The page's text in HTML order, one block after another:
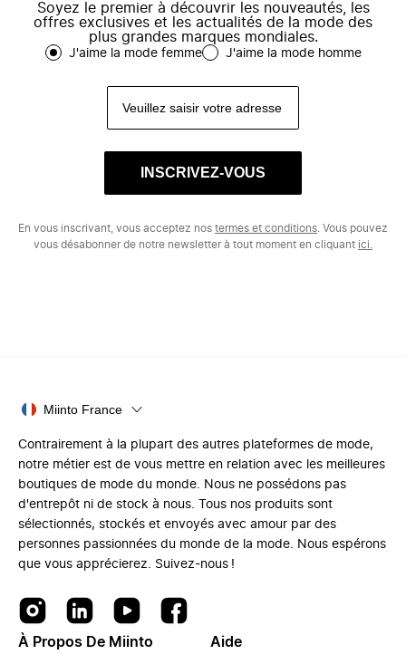
Soyez le premier à découvrir les nouveautés, les
offres exclusives et les actualités de la mode des
plus grandes marques mondiales.
J'aime la mode femme J'aime la mode homme
INSCRIVEZ-VOUS
En vous inscrivant, vous acceptez nos termes et conditions . Vous pouvez
vous désabonner de notre newsletter à tout moment en cliquant ici.
Miinto France
Contrairement à la plupart des autres plateformes de mode,
notre métier est de vous mettre en relation avec les meilleures
boutiques de mode du monde. Nous ne possédons pas
d'entrepôt ni de stock à nous. Tous nos produits sont
sélectionnés, stockés et envoyés avec amour par des
personnes passionnées du monde de la mode. Nous espérons
que vous apprécierez. Suivez-nous !
À Propos De Miinto Aide